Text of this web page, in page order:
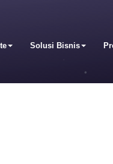
Solusi Bisnis